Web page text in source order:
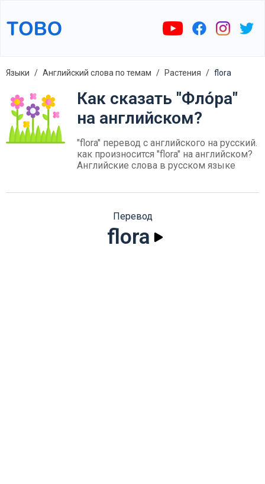
Языки Английский слова по темам Растения flora
Как сказать "Фло́ра"
на английском?
"flora" перевод с английского на русский.
как произносится "flora" на английском?
Английские слова в русском языке
Перевод
flora